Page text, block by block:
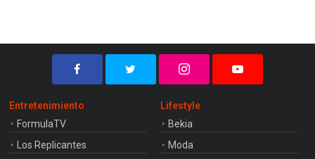
Entretenimiento
FormulaTV
Los Replicantes
Lifestyle
Bekia
Moda